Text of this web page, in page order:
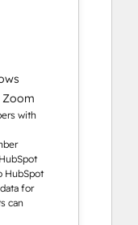
with
HubSpot
for
can